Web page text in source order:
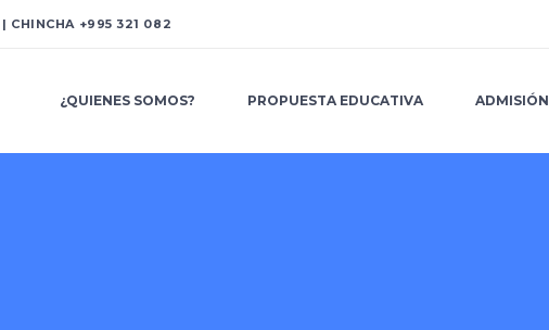
| CHINCHA +995 321 082
¿QUIENES SOMOS? PROPUESTA EDUCATIVA ADMISIÓN